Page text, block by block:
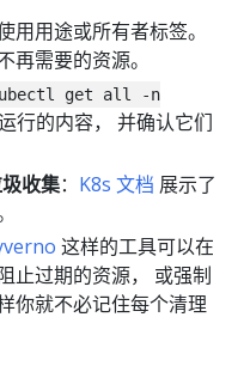
用用途或所有者标签。
再需要的资源。
get all -n
行的内容， 并确认它们
收集： K8s 文档 展示了
这样的工具可以在
止过期的资源， 或强制
你就不必记住每个清理